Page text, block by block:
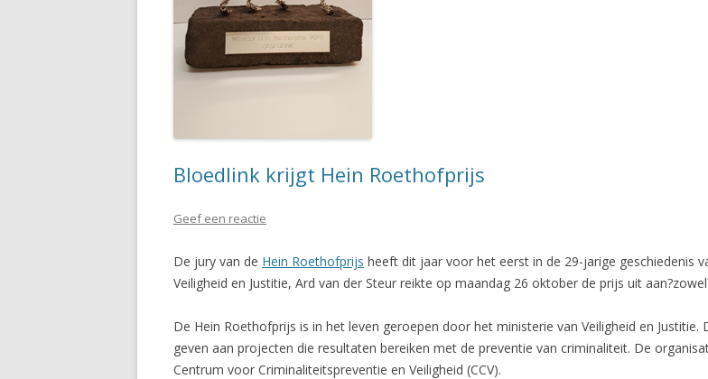
Bloedlink krijgt Hein Roethofprijs
Geef een reactie
De jury van de Hein Roethofprijs heeft dit jaar voor het eerst in de 29-jarige geschiedenis
Veiligheid en Justitie, Ard van der Steur reikte op maandag 26 oktober de prijs uit
De Hein Roethofprijs is in het leven geroepen door het ministerie van Veiligheid en
geven aan projecten die resultaten bereiken met de preventie van criminaliteit. De
Centrum voor Criminaliteitspreventie en Veiligheid (CCV).